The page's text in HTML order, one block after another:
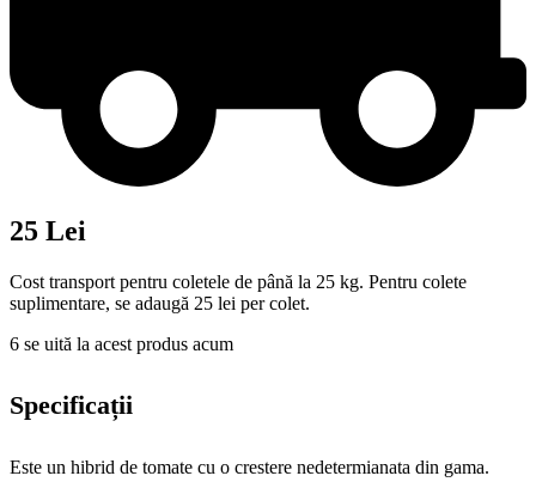
25 Lei
Cost transport pentru coletele de până la 25 kg. Pentru colete
suplimentare, se adaugă 25 lei per colet.
6 se uită la acest produs acum
Specificații
Este un hibrid de tomate cu o crestere nedetermianata din gama.